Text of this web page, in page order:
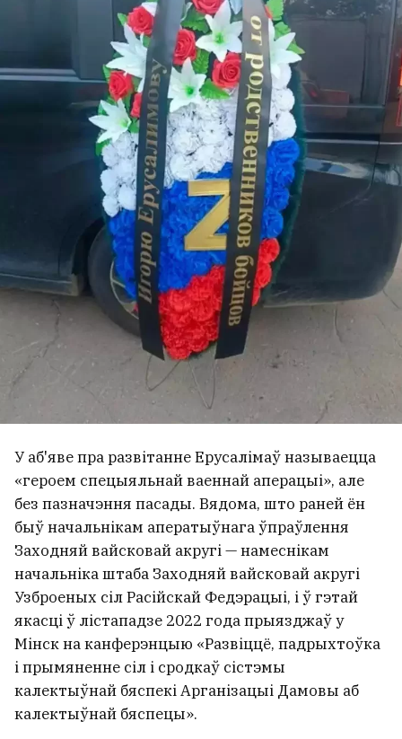
У аб'яве пра развітанне Ерусалімаў называецца
«героем спецыяльнай ваеннай аперацыі», але
без пазначэння пасады. Вядома, што раней ён
быў начальнікам аператыўнага ўпраўлення
Заходняй вайсковай акругі — намеснікам
начальніка штаба Заходняй вайсковай акругі
Узброеных сіл Расійскай Федэрацыі, і ў гэтай
якасці ў лістападзе 2022 года прыязджаў у
Мінск на канферэнцыю «Развіццё, падрыхтоўка
і прымяненне сіл і сродкаў сістэмы
калектыўнай бяспекі Арганізацыі Дамовы аб
калектыўнай бяспецы».